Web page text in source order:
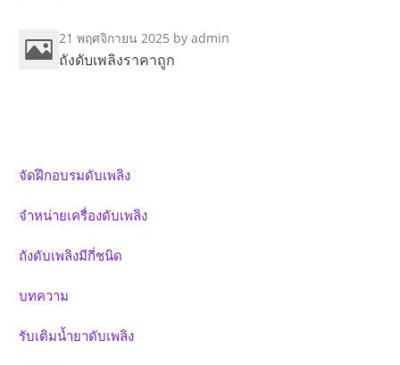
21 พฤศจิกายน 2025 by admin
ถังดับเพลิงราคาถูก
จัดฝึกอบรมดับเพลิง
จำหน่ายเครื่องดับเพลิง
ถังดับเพลิงมีกี่ชนิด
บทความ
รับเติมน้ำยาดับเพลิง